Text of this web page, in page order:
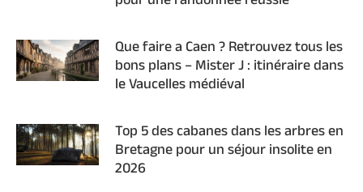
Que faire a Caen ? Retrouvez tous les
bons plans – Mister J : itinéraire dans
le Vaucelles médiéval
Top 5 des cabanes dans les arbres en
Bretagne pour un séjour insolite en
2026